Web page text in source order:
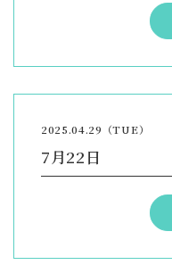
2025.04.29（TUE）
7月22日